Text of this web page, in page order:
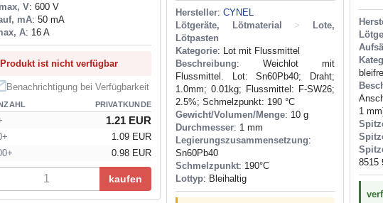
V: 600 V
mA: 50 mA
A: 16 A
Produkt ist nicht verfügbar
Benachrichtigung bei Verfügbarkeit
PRIVATKUNDE
1.21 EUR
1.09 EUR
0.98 EUR
kaufen
Hersteller: CYNEL
Lötgeräte, Lötmaterial
>
Lote,
Lötpasten
Kategorie: Lot mit Flussmittel
Beschreibung: Weichlot mit
Flussmittel. Lot: Sn60Pb40; Draht;
1.0mm; 0.01kg; Flussmittel: F-SW26;
2.5%; Schmelzpunkt: 190 °C
Gewicht/Volumen/Menge: 10 g
Durchmesser: 1 mm
Legierungszusammensetzung:
Sn60Pb40
Schmelzpunkt: 190°С
Lottyp: Bleihaltig
1
8515